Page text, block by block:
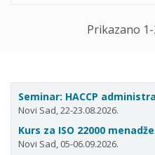
Prikazano
Seminar: HACCP
Novi Sad, 22-23.08.2026.
Kurs za ISO 22000
Novi Sad, 05-06.09.2026.